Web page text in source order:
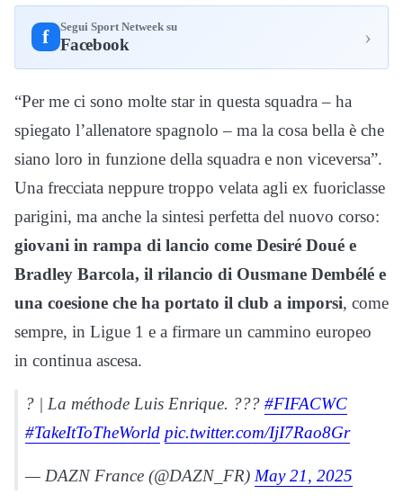
f Segui Sport Netweek su
Facebook ›
“Per me ci sono molte star in questa squadra – ha
spiegato l’allenatore spagnolo – ma la cosa bella è che
siano loro in funzione della squadra e non viceversa”.
Una frecciata neppure troppo velata agli ex fuoriclasse
parigini, ma anche la sintesi perfetta del nuovo corso:
giovani in rampa di lancio come Desiré Doué e
Bradley Barcola, il rilancio di Ousmane Dembélé e
una coesione che ha portato il club a imporsi, come
sempre, in Ligue 1 e a firmare un cammino europeo
in continua ascesa.
? | La méthode Luis Enrique. ??? #FIFACWC
#TakeItToTheWorld pic.twitter.com/IjI7Rao8Gr
— DAZN France (@DAZN_FR) May 21, 2025